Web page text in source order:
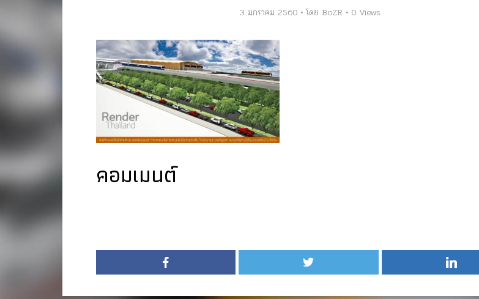
3 มกราคม 2560 โดย BoZR 0 Views
คอมเมนต์